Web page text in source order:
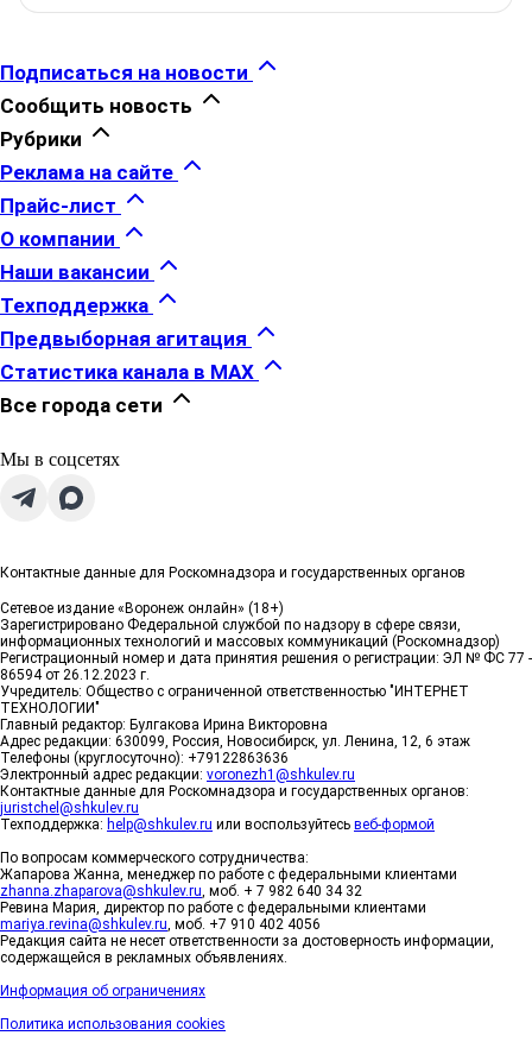
Подписаться на новости
Сообщить новость
Рубрики
Реклама на сайте
Прайс-лист
О компании
Наши вакансии
Техподдержка
Предвыборная агитация
Статистика канала в MAX
Все города сети
Мы в соцсетях
Контактные данные для Роскомнадзора и государственных органов
Сетевое издание «Воронеж онлайн» (18+)
Зарегистрировано Федеральной службой по надзору в сфере связи,
информационных технологий и массовых коммуникаций (Роскомнадзор)
Регистрационный номер и дата принятия решения о регистрации: ЭЛ № ФС 77 -
86594 от 26.12.2023 г.
Учредитель: Общество с ограниченной ответственностью "ИНТЕРНЕТ
ТЕХНОЛОГИИ"
Главный редактор: Булгакова Ирина Викторовна
Адрес редакции: 630099, Россия, Новосибирск, ул. Ленина, 12, 6 этаж
Телефоны (круглосуточно): +79122863636
Электронный адрес редакции: voronezh1@shkulev.ru
Контактные данные для Роскомнадзора и государственных органов:
juristchel@shkulev.ru
Техподдержка: help@shkulev.ru или воспользуйтесь веб-формой
По вопросам коммерческого сотрудничества:
Жапарова Жанна, менеджер по работе с федеральными клиентами
zhanna.zhaparova@shkulev.ru, моб. + 7 982 640 34 32
Ревина Мария, директор по работе с федеральными клиентами
mariya.revina@shkulev.ru, моб. +7 910 402 4056
Редакция сайта не несет ответственности за достоверность информации,
содержащейся в рекламных объявлениях.
Информация об ограничениях
Политика использования cookies